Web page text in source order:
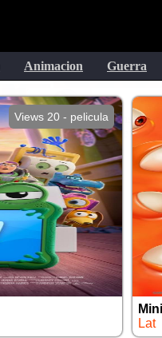
Animacion Guerra
Views 20 - pelicula
Lat